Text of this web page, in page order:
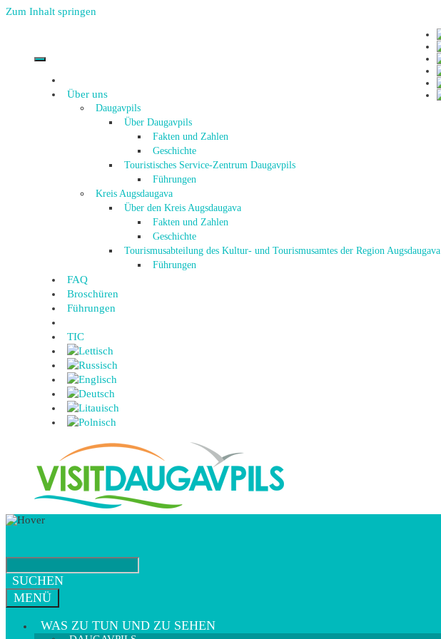
Zum Inhalt springen
Über uns
Daugavpils
Über Daugavpils
Fakten und Zahlen
Geschichte
Touristisches Service-Zentrum Daugavpils
Führungen
Kreis Augsdaugava
Über den Kreis Augsdaugava
Fakten und Zahlen
Geschichte
Tourismusabteilung des Kultur- und Tourismusamtes der Region Augsdaugava
Führungen
FAQ
Broschüren
Führungen
TIC
SUCHEN
MENÜ
WAS ZU TUN UND ZU SEHEN